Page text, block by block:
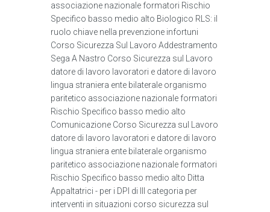
associazione nazionale formatori Rischio
Specifico basso medio alto Biologico RLS: il
ruolo chiave nella prevenzione infortuni
Corso Sicurezza Sul Lavoro Addestramento
Sega A Nastro Corso Sicurezza sul Lavoro
datore di lavoro lavoratori e datore di lavoro
lingua straniera ente bilaterale organismo
paritetico associazione nazionale formatori
Rischio Specifico basso medio alto
Comunicazione Corso Sicurezza sul Lavoro
datore di lavoro lavoratori e datore di lavoro
lingua straniera ente bilaterale organismo
paritetico associazione nazionale formatori
Rischio Specifico basso medio alto Ditta
Appaltatrici - per i DPI di III categoria per
interventi in situazioni corso sicurezza sul